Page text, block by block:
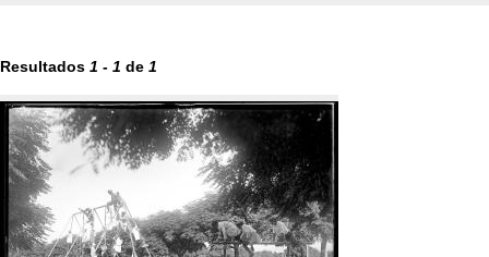
Resultados 1 - 1 de 1